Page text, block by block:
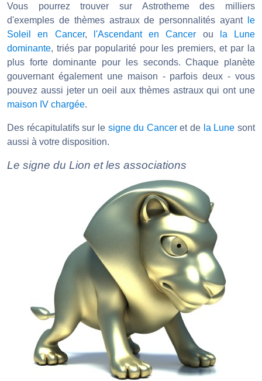
Vous pourrez trouver sur Astrotheme des milliers
d'exemples de thèmes astraux de personnalités ayant
le
Soleil en Cancer, l'Ascendant en Cancer ou
la Lune
dominante, triés par popularité pour les premiers, et par la
plus forte dominante pour les seconds. Chaque planète
gouvernant également une maison - parfois deux - vous
pouvez aussi jeter un oeil aux thèmes astraux qui ont une
maison IV chargée.
Des récapitulatifs sur le signe du Canceret de la Lune sont
aussi à votre disposition.
Le signe du Lion et les associations